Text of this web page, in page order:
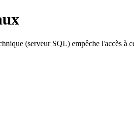
(serveur SQL) empêche l'accès à